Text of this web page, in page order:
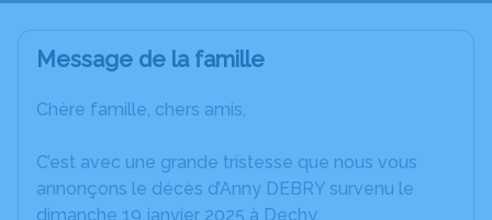
Message de la famille
Chère famille, chers amis,
C’est avec une grande tristesse que nous vous
annonçons le décès d’Anny DEBRY survenu le
dimanche 19 janvier 2025 à Dechy.